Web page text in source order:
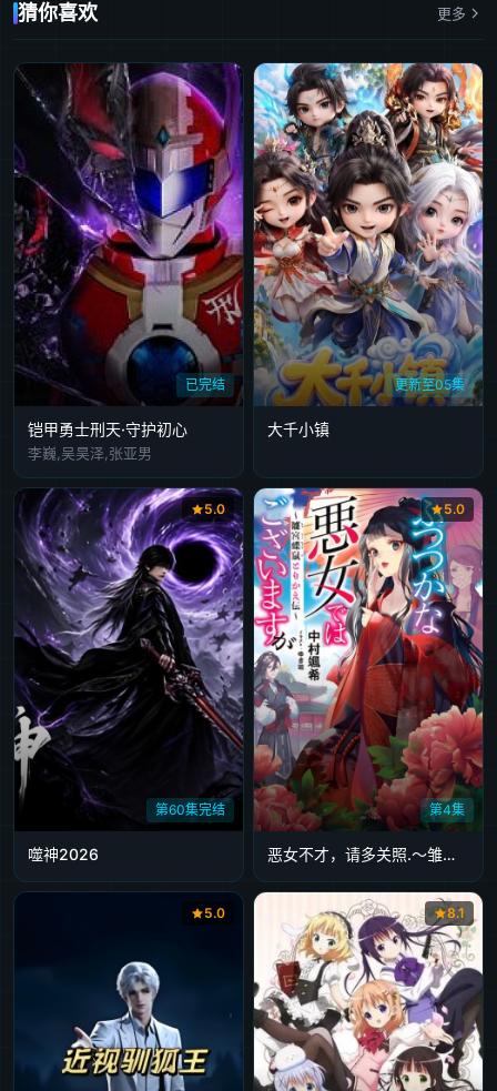
猜你喜欢 更多
已完结
铠甲勇士刑天·守护初心
李巍,吴昊泽,张亚男
更新至05集
大千小镇
第60集完结
5.0
噬神2026
第4集
5.0
恶女不才，请多关照.～雏宫蝶鼠换身传
5.0 8.1